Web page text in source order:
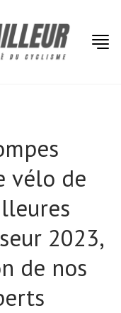
vélo de
2023,
de nos